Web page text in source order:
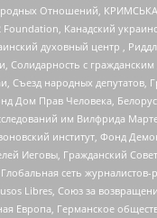
Отношений,
Канадский
духовный центр ,
с гражданским
Съезд народных
Дом Прав Человека,
им Вилфрида
институт, Фонд
Иеговы, Гражданский
сеть журналистов-
Libres, Союз за
Европа, Германское